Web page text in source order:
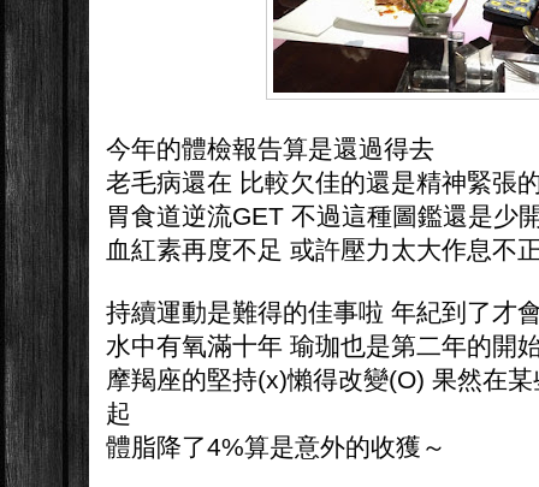
今年的體檢報告算是還過得去
老毛病還在 比較欠佳的還是精神緊張
胃食道逆流GET 不過這種圖鑑還是少
血紅素再度不足 或許壓力太大作息不
持續運動是難得的佳事啦 年紀到了才
水中有氧滿十年 瑜珈也是第二年的開
摩羯座的堅持(x)懶得改變(O) 果然在
起
體脂降了4%算是意外的收獲～